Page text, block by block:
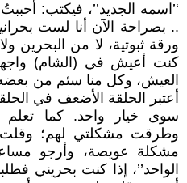
‘’اسمه الجديد’’، فيكتب:
.. بصراحة الآن أنا لست
ورقة ثبوتية، لا من البحرين
كنت أعيش في (الشام)
العيش، وكل منا سئم من
أعتبر الحلقة الأضعف في
سوى خيار واحد. كما
وطرقت مشكلتي لهم؛ وقلت
مشكلة عويصة، وأرجو
الواحد’’، إذا كنت بحريني